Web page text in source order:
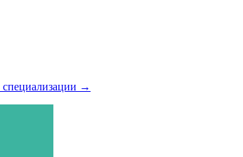
специализации →